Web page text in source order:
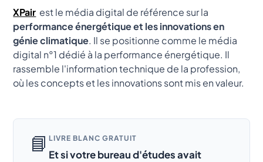
XPair est le média digital de référence sur la
performance énergétique et les innovations en
génie climatique. Il se positionne comme le média
digital n°1 dédié à la performance énergétique. Il
rassemble l'information technique de la profession,
où les concepts et les innovations sont mis en valeur.
📘 LIVRE BLANC GRATUIT
Et si votre bureau d'études avait